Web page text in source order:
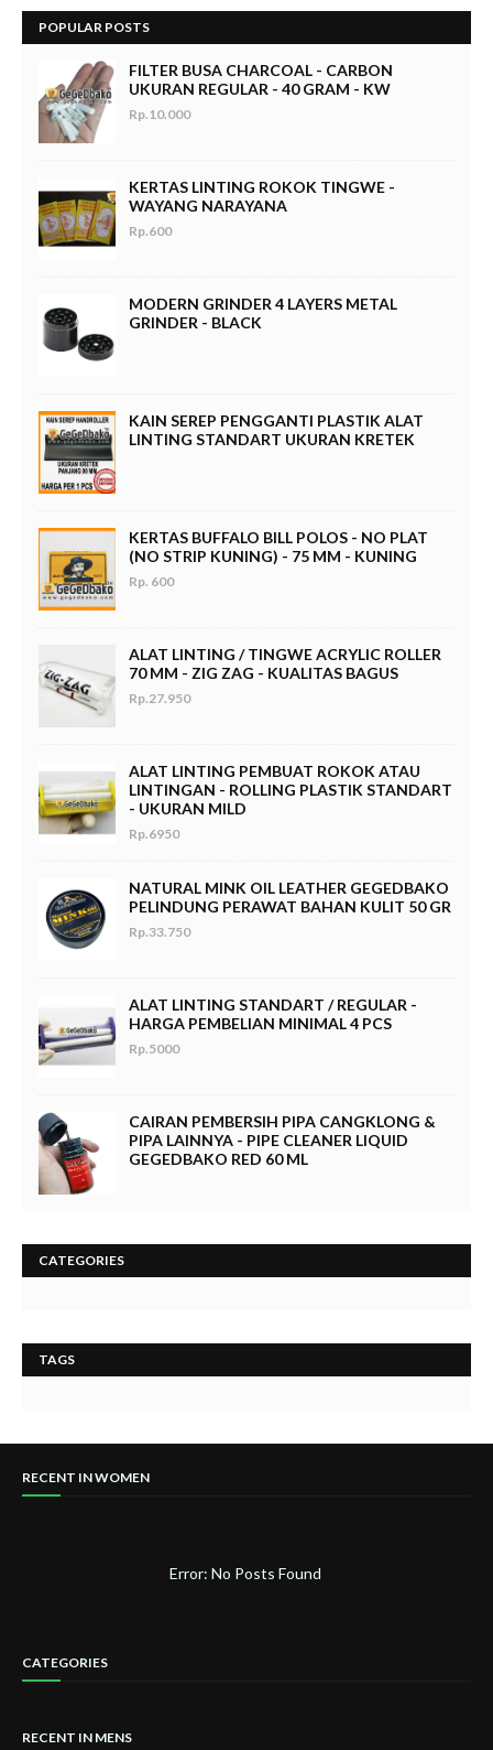
POPULAR POSTS
FILTER BUSA CHARCOAL - CARBON
UKURAN REGULAR - 40 GRAM - KW
Rp.10.000
KERTAS LINTING ROKOK TINGWE -
WAYANG NARAYANA
Rp.600
MODERN GRINDER 4 LAYERS METAL
GRINDER - BLACK
KAIN SEREP PENGGANTI PLASTIK ALAT
LINTING STANDART UKURAN KRETEK
KERTAS BUFFALO BILL POLOS - NO PLAT
(NO STRIP KUNING) - 75 MM - KUNING
Rp. 600
ALAT LINTING / TINGWE ACRYLIC ROLLER
70 MM - ZIG ZAG - KUALITAS BAGUS
Rp.27.950
ALAT LINTING PEMBUAT ROKOK ATAU
LINTINGAN - ROLLING PLASTIK STANDART
- UKURAN MILD
Rp.6950
NATURAL MINK OIL LEATHER GEGEDBAKO
PELINDUNG PERAWAT BAHAN KULIT 50 GR
Rp.33.750
ALAT LINTING STANDART / REGULAR -
HARGA PEMBELIAN MINIMAL 4 PCS
Rp.5000
CAIRAN PEMBERSIH PIPA CANGKLONG &
PIPA LAINNYA - PIPE CLEANER LIQUID
GEGEDBAKO RED 60 ML
CATEGORIES
TAGS
RECENT IN WOMEN
Error: No Posts Found
CATEGORIES
RECENT IN MENS